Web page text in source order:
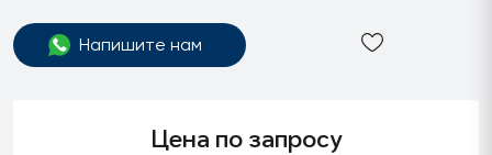
Напишите нам
Цена по запросу